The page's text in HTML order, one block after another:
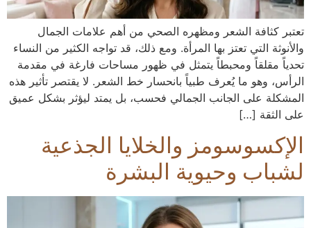
تعتبر كثافة الشعر ومظهره الصحي من أهم علامات الجمال
والأنوثة التي تعتز بها المرأة. ومع ذلك، قد تواجه الكثير من النساء
تحدياً مقلقاً ومحبطاً يتمثل في ظهور مساحات فارغة في مقدمة
الرأس، وهو ما يُعرف طبياً بانحسار خط الشعر. لا يقتصر تأثير هذه
المشكلة على الجانب الجمالي فحسب، بل يمتد ليؤثر بشكل عميق
على الثقة […]
الإكسوسومز والخلايا الجذعية
لشباب وحيوية البشرة